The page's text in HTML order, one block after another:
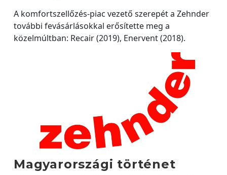
A komfortszellőzés-piac vezető szerepét a Zehnder
további fevásárlásokkal erősítette meg a
közelmúltban: Recair (2019), Enervent (2018).
Magyarországi történet